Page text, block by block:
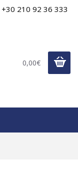
+30 210 92 36 333
0,00€